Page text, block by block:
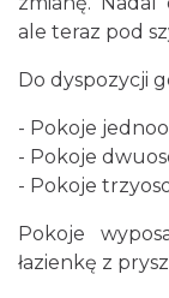
ale teraz pod
Do dyspozycji
- Pokoje
- Pokoje
- Pokoje
Pokoje
łazienkę z